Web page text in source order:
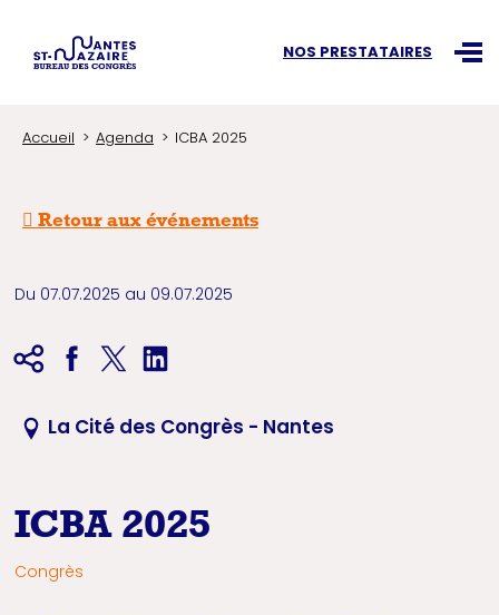
NOS PRESTATAIRES
Accueil Agenda ICBA 2025
Retour aux événements
Du 07.07.2025 au 09.07.2025
La Cité des Congrès - Nantes
ICBA 2025
Congrès